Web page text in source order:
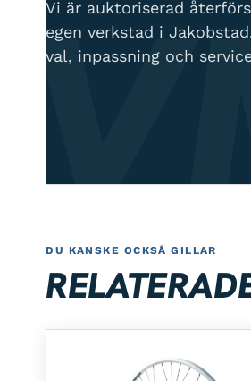
Vi är auktoriserad
egen verkstad i
val, inpassning och
DU KANSKE OCKSÅ GILLAR